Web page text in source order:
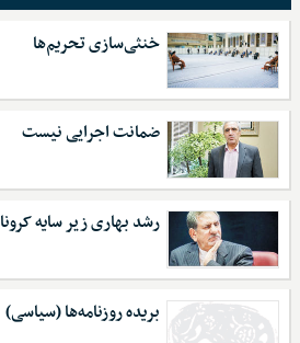
خنثی‌سازی تحریم‌ها
ضمانت اجرایی نیست
رشد بهاری زیر سایه کرونا
بریده روزنامه‌ها (سیاسی)